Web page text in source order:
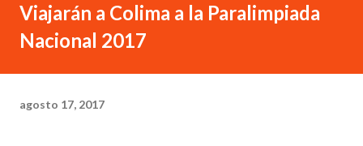
Viajarán a Colima a la Paralimpiada
Nacional 2017
agosto 17, 2017